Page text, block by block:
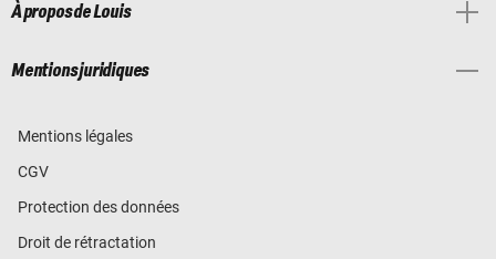
À propos de Louis
Mentions juridiques
Mentions légales
CGV
Protection des données
Droit de rétractation